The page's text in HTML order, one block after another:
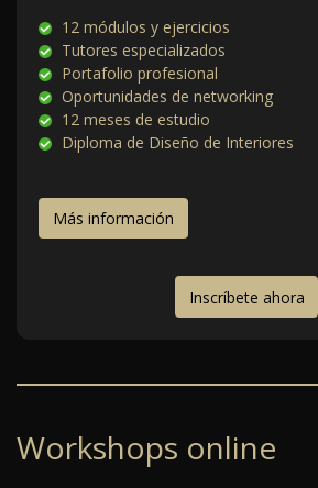
12 módulos y ejercicios
Tutores especializados
Portafolio profesional
Oportunidades de networking
12 meses de estudio
Diploma de Diseño de Interiores
Más información
Inscríbete ahora
Workshops online